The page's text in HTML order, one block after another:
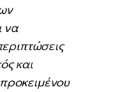
να
και